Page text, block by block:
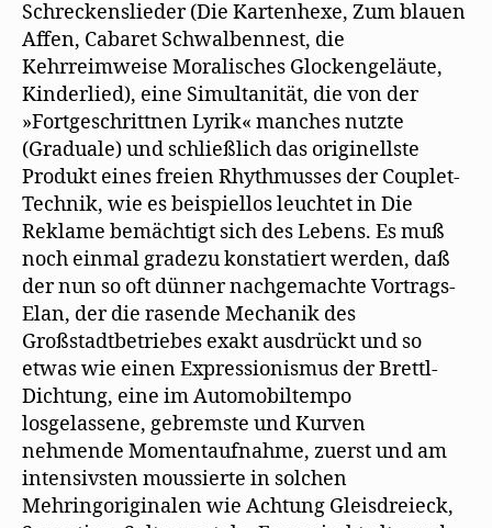
Schreckenslieder (Die Kartenhexe, Zum blauen
Affen, Cabaret Schwalbennest, die
Kehrreimweise Moralisches Glockengeläute,
Kinderlied), eine Simultanität, die von der
»Fortgeschrittnen Lyrik« manches nutzte
(Graduale) und schließlich das originellste
Produkt eines freien Rhythmusses der Couplet-
Technik, wie es beispiellos leuchtet in Die
Reklame bemächtigt sich des Lebens. Es muß
noch einmal gradezu konstatiert werden, daß
der nun so oft dünner nachgemachte Vortrags-
Elan, der die rasende Mechanik des
Großstadtbetriebes exakt ausdrückt und so
etwas wie einen Expressionismus der Brettl-
Dichtung, eine im Automobiltempo
losgelassene, gebremste und Kurven
nehmende Momentaufnahme, zuerst und am
intensivsten moussierte in solchen
Mehringoriginalen wie Achtung Gleisdreieck,